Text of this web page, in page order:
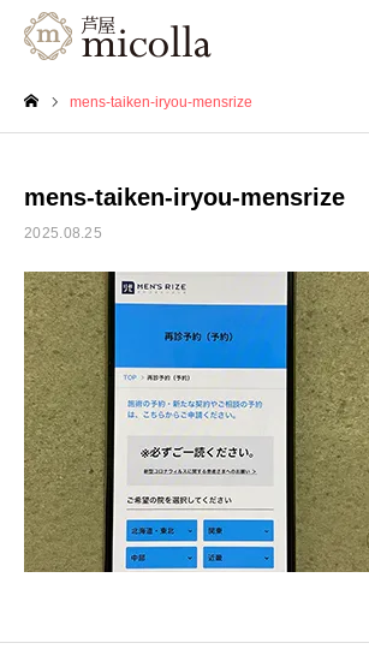
mens-taiken-iryou-mensrize
mens-taiken-iryou-mensrize
2025.08.25